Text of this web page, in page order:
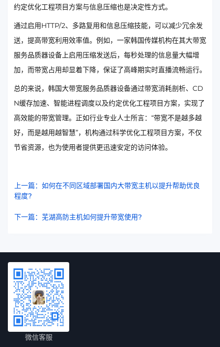
约定优化工程项目方案与信息压缩也是决定性方式。
通过启用HTTP/2、多路复用和信息压缩技能，可以减少冗余发
送，提高带宽利用效率值。例如，一家韩国传媒机构在其大带宽
服务品质器设备上启用压缩发送后，每秒处理的信息量大幅增
加，而带宽占用却显着下降，保证了高峰期实时直播流畅运行。
总的来说，韩国大带宽服务品质器设备通过带宽消耗剖析、CD
N缓存加速、智能进程调度以及约定优化工程项目方案，实现了
高效能的带宽管理。正如行业专业人士所言：“带宽不是越多越
好，而是越用越智慧”，机构通过科学优化工程项目方案，不仅
节省资源，也为使用者提供更迅速安定的访问体验。
上一篇：如何在不同区域部署国内大带宽主机以提升帮助优良
程度?
下一篇：芜湖高防主机如何提升带宽使用?
微信客服